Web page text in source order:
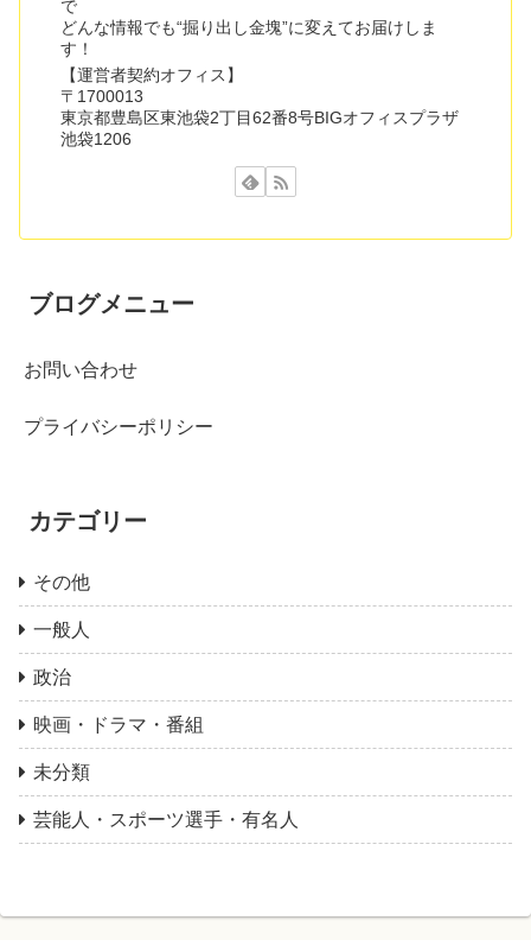
で
どんな情報でも“掘り出し金塊”に変えてお届けしま
す！
【運営者契約オフィス】
〒1700013
東京都豊島区東池袋2丁目62番8号BIGオフィスプラザ
池袋1206
ブログメニュー
お問い合わせ
プライバシーポリシー
カテゴリー
その他
一般人
政治
映画・ドラマ・番組
未分類
芸能人・スポーツ選手・有名人